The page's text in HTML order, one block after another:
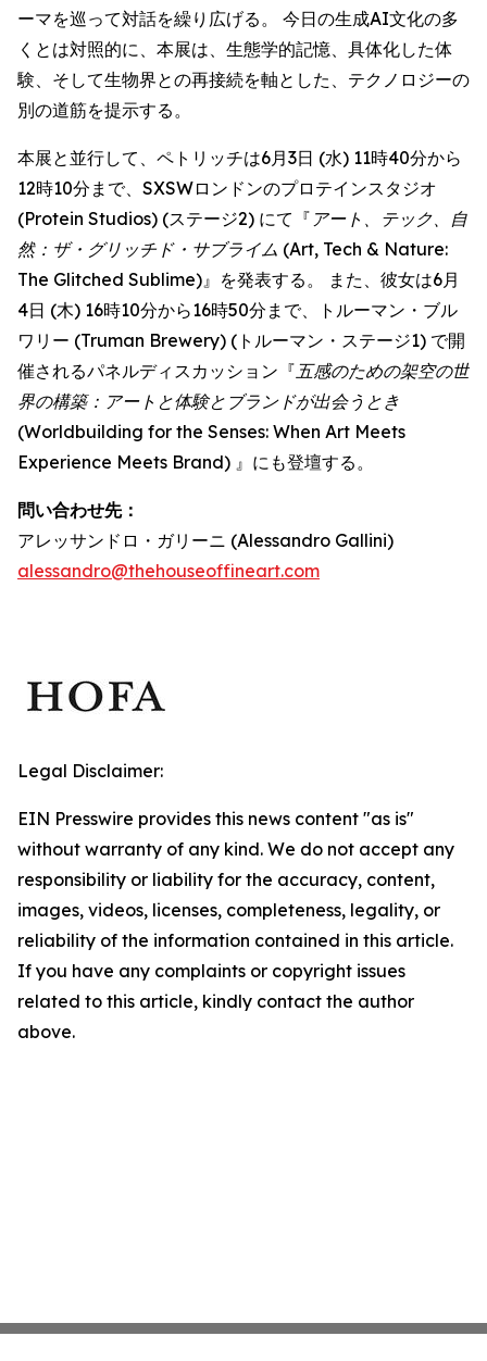
ーマを巡って対話を繰り広げる。 今日の生成AI文化の多
くとは対照的に、本展は、生態学的記憶、具体化した体
験、そして生物界との再接続を軸とした、テクノロジーの
別の道筋を提示する。
本展と並行して、ペトリッチは6月3日 (水) 11時40分から
12時10分まで、SXSWロンドンのプロテインスタジオ
(Protein Studios) (ステージ2) にて『 アート、テック、自
然：ザ・グリッチド・サブライム (Art, Tech & Nature:
The Glitched Sublime)』を発表する。 また、彼女は6月
4日 (木) 16時10分から16時50分まで、トルーマン・ブル
ワリー (Truman Brewery) (トルーマン・ステージ1) で開
催されるパネルディスカッション『五感のための架空の世
界の構築：アートと体験とブランドが出会うとき
(Worldbuilding for the Senses: When Art Meets
Experience Meets Brand) 』にも登壇する。
問い合わせ先：
アレッサンドロ・ガリーニ (Alessandro Gallini)
alessandro@thehouseoffineart.com
Legal Disclaimer:
EIN Presswire provides this news content "as is"
without warranty of any kind. We do not accept any
responsibility or liability for the accuracy, content,
images, videos, licenses, completeness, legality, or
reliability of the information contained in this article.
If you have any complaints or copyright issues
related to this article, kindly contact the author
above.